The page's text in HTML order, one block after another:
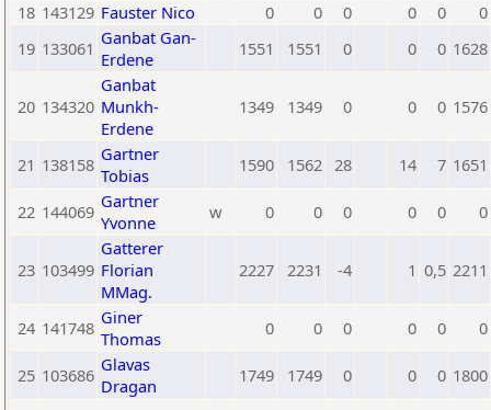
18 143129 Fauster Nico 0 0 0 0 0
0
19 133061 Ganbat Gan-
Erdene
1551 1551 0 0 0 1628
20 134320
Ganbat
Munkh-
Erdene
1349 1349 0 0 0 1576
21 138158 Gartner
Tobias
1590 1562 28 14 7 1651
22 144069 Gartner
Yvonne
w 0 0 0 0 0 0
23 103499
Gatterer
Florian
MMag.
2227 2231 -4 1 0,5 2211
24 141748 Giner
Thomas
0 0 0 0 0 0
25 103686 Glavas
Dragan
1749 1749 0 0 0 1800